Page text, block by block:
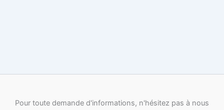
Pour toute demande d'informations, n'hésitez pas à nous